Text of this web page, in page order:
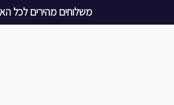
משלוחים מהירים לכל